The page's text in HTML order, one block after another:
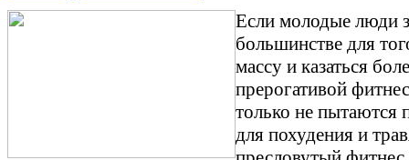
Если молодые люди
большинстве для
массу и казаться
прерогативой
только не пытаются
для похудения и